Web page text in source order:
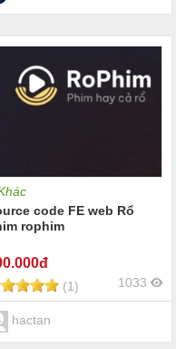
code FE web Rổ
rophim
.000đ
(1) 1033
hactan